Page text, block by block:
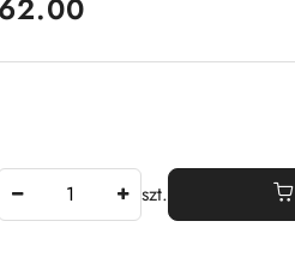
62.00
szt.